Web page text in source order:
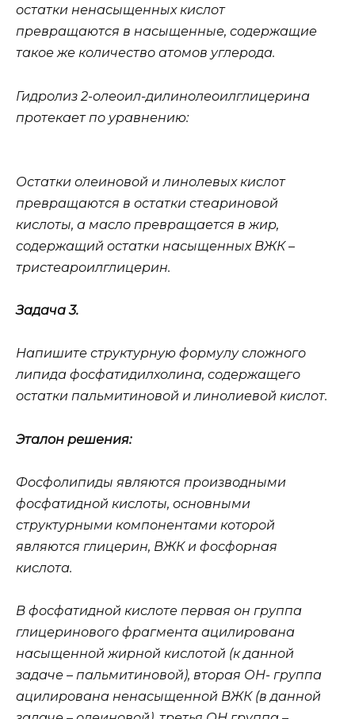
остатки ненасыщенных кислот
превращаются в насыщенные, содержащие
такое же количество атомов углерода.
Гидролиз 2-олеоил-дилинолеоилглицерина
протекает по уравнению:
Остатки олеиновой и линолевых кислот
превращаются в остатки стеариновой
кислоты, а масло превращается в жир,
содержащий остатки насыщенных ВЖК –
тристеароилглицерин.
Задача 3.
Напишите структурную формулу сложного
липида фосфатидилхолина, содержащего
остатки пальмитиновой и линолиевой кислот.
Эталон решения:
Фосфолипиды являются производными
фосфатидной кислоты, основными
структурными компонентами которой
являются глицерин, ВЖК и фосфорная
кислота.
В фосфатидной кислоте первая он группа
глицеринового фрагмента ацилирована
насыщенной жирной кислотой (к данной
задаче – пальмитиновой), вторая ОН- группа
ацилирована ненасыщенной ВЖК (в данной